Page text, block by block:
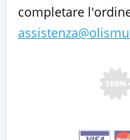
completare